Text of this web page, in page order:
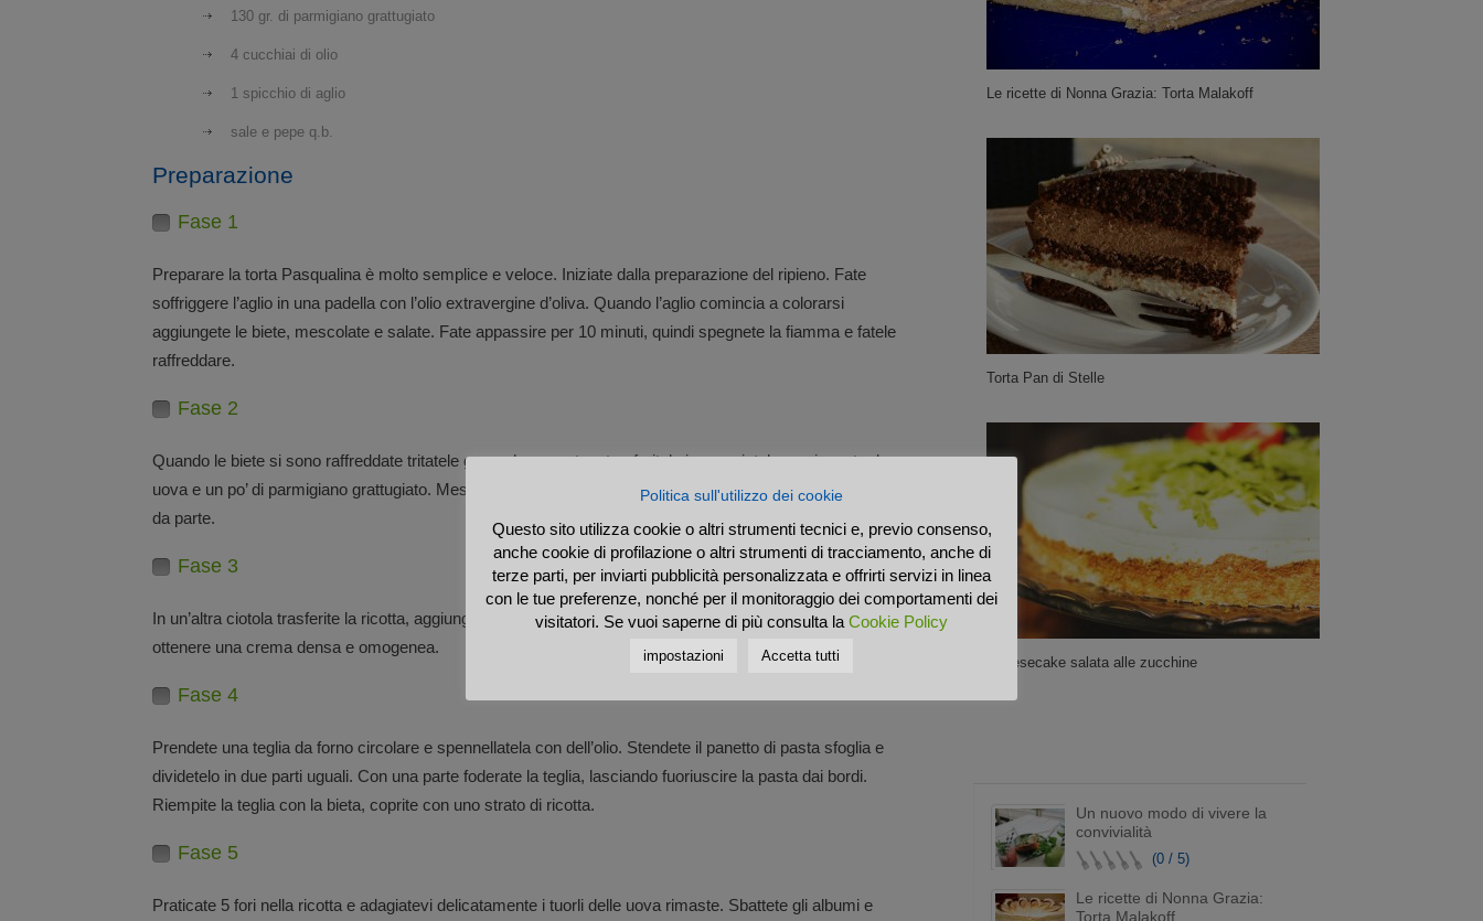
130 gr. di parmigiano grattugiato
4 cucchiai di olio
1 spicchio di aglio
sale e pepe q.b.
Preparazione
Fase 1
Preparare la torta Pasqualina è molto semplice e veloce. Iniziate dalla preparazione del ripieno. Fate
soffriggere l’aglio in una padella con l’olio extravergine d’oliva. Quando l’aglio comincia a colorarsi
aggiungete le biete, mescolate e salate. Fate appassire per 10 minuti, quindi spegnete la fiamma e fatele
raffreddare.
Fase 2
Quando le biete si sono raffreddate tritatele grossolanamente e trasferitele in una ciotola, aggiungete due
uova e un po’ di parmigiano grattugiato. Mescolate per amalgamare bene tutti gli ingredienti. Tenete le biete
da parte.
Fase 3
In un’altra ciotola trasferite la ricotta, aggiungete tre uova e un cucchiaio di parmigiano. Mescolate fino ad
ottenere una crema densa e omogenea.
Fase 4
Prendete una teglia da forno circolare e spennellatela con dell’olio. Stendete il panetto di pasta sfoglia e
dividetelo in due parti uguali. Con una parte foderate la teglia, lasciando fuoriuscire la pasta dai bordi.
Riempite la teglia con la bieta, coprite con uno strato di ricotta.
Fase 5
Praticate 5 fori nella ricotta e adagiatevi delicatamente i tuorli delle uova rimaste. Sbattete gli albumi e
Le ricette di Nonna Grazia: Torta Malakoff
Torta Pan di Stelle
Cheesecake salata alle zucchine
Un nuovo modo di vivere la
convivialità
(0 / 5)
Le ricette di Nonna Grazia:
Torta Malakoff
Politica sull'utilizzo dei cookie
Questo sito utilizza cookie o altri strumenti tecnici e, previo consenso,
anche cookie di profilazione o altri strumenti di tracciamento, anche di
terze parti, per inviarti pubblicità personalizzata e offrirti servizi in linea
con le tue preferenze, nonché per il monitoraggio dei comportamenti dei
visitatori. Se vuoi saperne di più consulta la Cookie Policy
impostazioni Accetta tutti